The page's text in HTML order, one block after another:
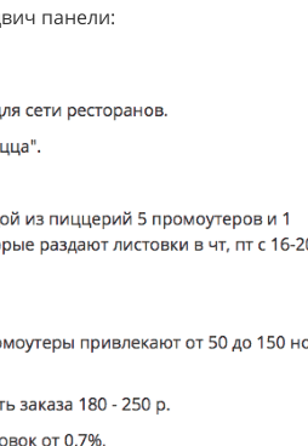
панели: